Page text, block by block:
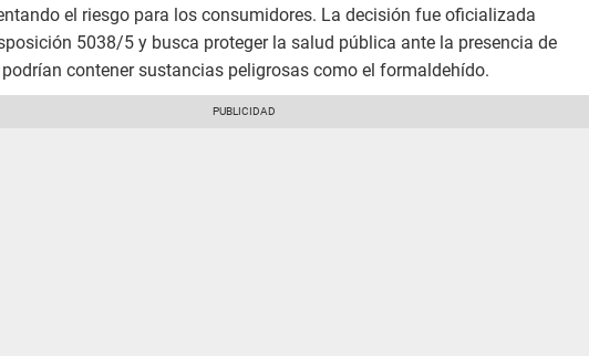
el riesgo para los consumidores. La decisión fue oficializada
5038/5 y busca proteger la salud pública ante la presencia de
contener sustancias peligrosas como el formaldehído.